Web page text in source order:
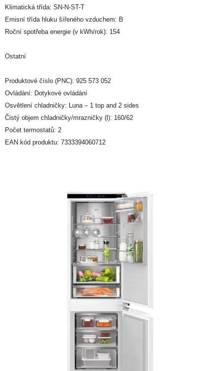
Klimatická třída: SN-N-ST-T
Emisní třída hluku šířeného vzduchem: B
Roční spotřeba energie (v kWh/rok): 154
Ostatní
Produktové číslo (PNC): 925 573 052
Ovládání: Dotykové ovládání
Osvětlení chladničky: Luna – 1 top and 2 sides
Čistý objem chladničky/mrazničky (l): 160/62
Počet termostatů: 2
EAN kód produktu: 7333394060712